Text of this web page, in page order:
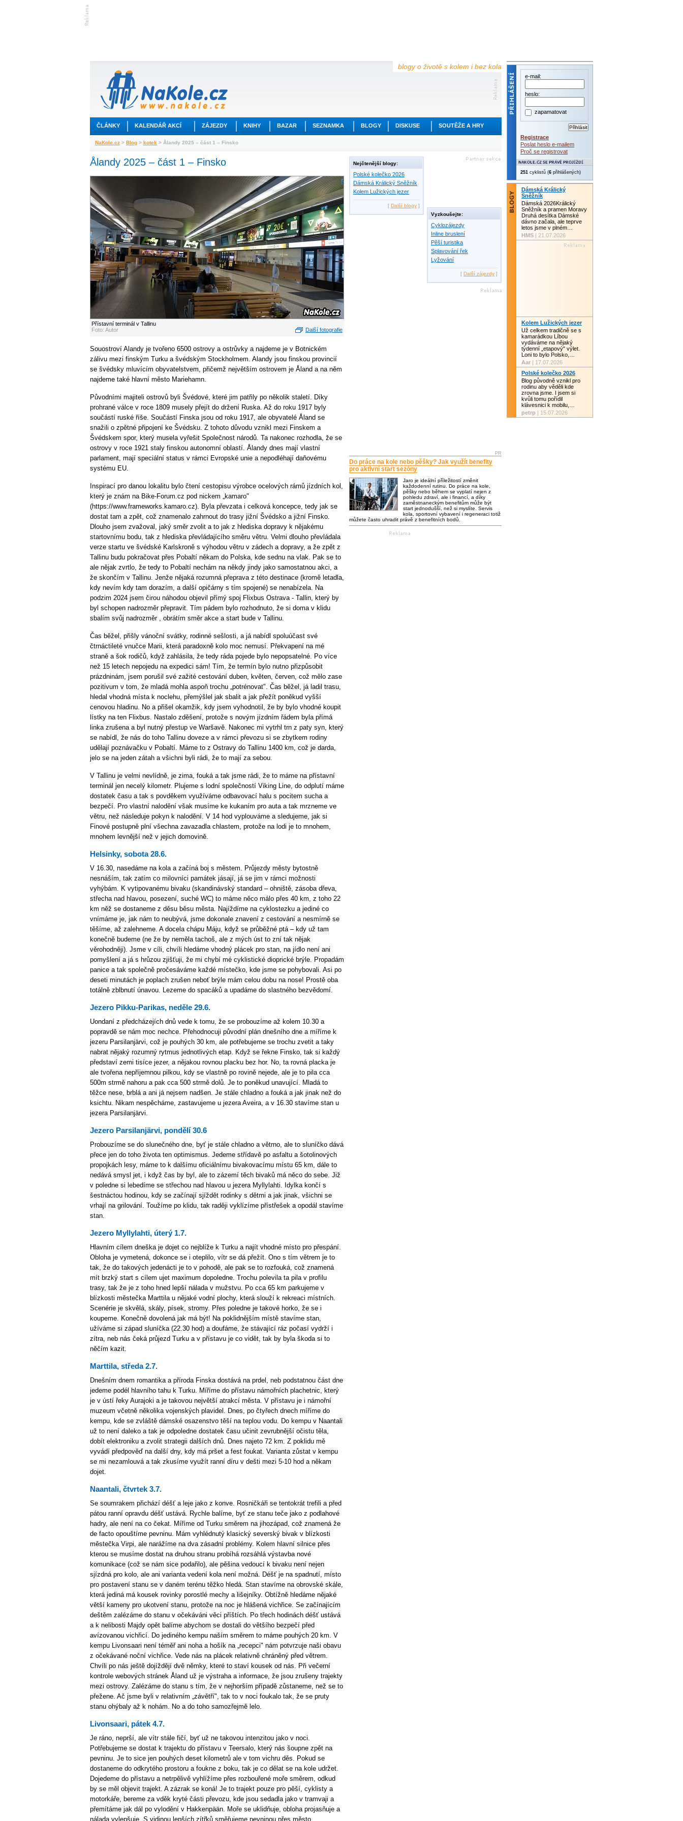
blogy o životě s kolem i bez kola
ČLÁNKY KALENDÁŘ AKCÍ ZÁJEZDY KNIHY BAZAR SEZNAMKA BLOGY DISKUSE SOUTĚŽE A HRY
NaKole.cz > Blog > kotek > Ålandy 2025 – část 1 – Finsko
Ålandy 2025 – část 1 – Finsko
Přístavní terminál v Tallinu
Foto: Autor
Další fotografie
Souostroví Alandy je tvořeno 6500 ostrovy a ostrůvky a najdeme je v Botnickém
zálivu mezi finským Turku a švédským Stockholmem. Alandy jsou finskou provincií
se švédsky mluvícím obyvatelstvem, přičemž největším ostrovem je Åland a na něm
najdeme také hlavní město Mariehamn.
Původními majiteli ostrovů byli Švédové, které jim patřily po několik staletí. Díky
prohrané válce v roce 1809 musely přejít do držení Ruska. Až do roku 1917 byly
součástí ruské říše. Součástí Finska jsou od roku 1917, ale obyvatelé Åland se
snažili o zpětné připojení ke Švédsku. Z tohoto důvodu vznikl mezi Finskem a
Švédskem spor, který musela vyřešit Společnost národů. Ta nakonec rozhodla, že se
ostrovy v roce 1921 staly finskou autonomní oblastí. Ålandy dnes mají vlastní
parlament, mají speciální status v rámci Evropské unie a nepodléhají daňovému
systému EU.
Inspirací pro danou lokalitu bylo čtení cestopisu výrobce ocelových rámů jízdních kol,
který je znám na Bike-Forum.cz pod nickem „kamaro"
(https://www.frameworks.kamaro.cz). Byla převzata i celková koncepce, tedy jak se
dostat tam a zpět, což znamenalo zahrnout do trasy jižní Švédsko a jižní Finsko.
Dlouho jsem zvažoval, jaký směr zvolit a to jak z hlediska dopravy k nějakému
startovnímu bodu, tak z hlediska převládajícího směru větru. Velmi dlouho převládala
verze startu ve švédské Karlskroně s výhodou větru v zádech a dopravy, a že zpět z
Tallinu budu pokračovat přes Pobaltí někam do Polska, kde sednu na vlak. Pak se to
ale nějak zvrtlo, že tedy to Pobaltí nechám na někdy jindy jako samostatnou akci, a
že skončím v Tallinu. Jenže nějaká rozumná přeprava z této destinace (kromě letadla,
kdy nevím kdy tam dorazím, a další opičárny s tím spojené) se nenabízela. Na
podzim 2024 jsem čirou náhodou objevil přímý spoj Flixbus Ostrava - Tallin, který by
byl schopen nadrozměr přepravit. Tím pádem bylo rozhodnuto, že si doma v klidu
sbalím svůj nadrozměr , obrátím směr akce a start bude v Tallinu.
Čas běžel, přišly vánoční svátky, rodinné sešlosti, a já nabídl spoluúčast své
čtrnáctileté vnučce Marii, která paradoxně kolo moc nemusí. Překvapení na mé
straně a šok rodičů, když zahlásila, že tedy ráda pojede bylo nepopsatelné. Po více
než 15 letech nepojedu na expedici sám! Tím, že termín bylo nutno přizpůsobit
prázdninám, jsem porušil své zažité cestování duben, květen, červen, což mělo zase
pozitivum v tom, že mladá mohla aspoň trochu „potrénovat". Čas běžel, já ladil trasu,
hledal vhodná místa k noclehu, přemýšlel jak sbalit a jak přežít poněkud vyšší
cenovou hladinu. No a přišel okamžik, kdy jsem vyhodnotil, že by bylo vhodné koupit
lístky na ten Flixbus. Nastalo zděšení, protože s novým jízdním řádem byla přímá
linka zrušena a byl nutný přestup ve Waršavě. Nakonec mi vytrhl trn z paty syn, který
se nabídl, že nás do toho Tallinu doveze a v rámci převozu si se zbytkem rodiny
udělají poznávačku v Pobaltí. Máme to z Ostravy do Tallinu 1400 km, což je darda,
jelo se na jeden zátah a všichni byli rádi, že to mají za sebou.
V Tallinu je velmi nevlídně, je zima, fouká a tak jsme rádi, že to máme na přístavní
terminál jen necelý kilometr. Plujeme s lodní společností Viking Line, do odplutí máme
dostatek času a tak s povděkem využíváme odbavovací halu s pocitem sucha a
bezpečí. Pro vlastní nalodění však musíme ke kukaním pro auta a tak mrzneme ve
větru, než následuje pokyn k nalodění. V 14 hod vyplouváme a sledujeme, jak si
Finové postupně plní všechna zavazadla chlastem, protože na lodi je to mnohem,
mnohem levnější než v jejich domovině.
Helsinky, sobota 28.6.
V 16.30, nasedáme na kola a začíná boj s městem. Průjezdy městy bytostně
nesnáším, tak zatím co milovníci památek jásají, já se jim v rámci možnosti
vyhýbám. K vytipovanému bivaku (skandinávský standard – ohniště, zásoba dřeva,
střecha nad hlavou, posezení, suché WC) to máme něco málo přes 40 km, z toho 22
km něž se dostaneme z děsu běsu města. Najíždíme na cyklostezku a jediné co
vnímáme je, jak nám to neubývá, jsme dokonale znavení z cestování a nesmírně se
těšíme, až zalehneme. A docela chápu Máju, když se průběžné ptá – kdy už tam
konečně budeme (ne že by neměla tachoš, ale z mých úst to zní tak nějak
věrohodněji). Jsme v cíli, chvíli hledáme vhodný plácek pro stan, na jídlo není ani
pomyšlení a já s hrůzou zjišťuji, že mi chybí mé cyklistické dioprické brýle. Propadám
panice a tak společně pročesáváme každé místečko, kde jsme se pohybovali. Asi po
deseti minutách je poplach zrušen neboť brýle mám celou dobu na nose! Prostě oba
totálně zblbnutí únavou. Lezeme do spacáků a upadáme do slastného bezvědomí.
Jezero Pikku-Parikas, neděle 29.6.
Uondaní z předcházejích dnů vede k tomu, že se probouzíme až kolem 10.30 a
popravdě se nám moc nechce. Přehodnocuji původní plán dnešního dne a míříme k
jezeru Parsilanjärvi, což je pouhých 30 km, ale potřebujeme se trochu zvetit a taky
nabrat nějaký rozumný rytmus jednotlivých etap. Když se řekne Finsko, tak si každý
představí zemi tisíce jezer, a nějakou rovnou placku bez hor. No, ta rovná placka je
ale tvořena nepříjemnou pilkou, kdy se vlastně po rovině nejede, ale je to pila cca
500m strmě nahoru a pak cca 500 strmě dolů. Je to poněkud unavující. Mladá to
těžce nese, brblá a ani já nejsem nadšen. Je stále chladno a fouká a jak jinak než do
ksichtu. Nikam nespěcháme, zastavujeme u jezera Aveira, a v 16.30 stavíme stan u
jezera Parsilanjärvi.
Jezero Parsilanjärvi, pondělí 30.6
Probouzíme se do slunečného dne, byť je stále chladno a větrno, ale to sluníčko dává
přece jen do toho života ten optimismus. Jedeme střídavě po asfaltu a šotolinových
propojkách lesy, máme to k dalšímu oficiálnímu bivakovacímu místu 65 km, dále to
nedává smysl jet, i když čas by byl, ale to zázemí těch bivaků má něco do sebe. Již
v poledne si lebedíme se střechou nad hlavou u jezera Myllylahti. Idylka končí s
šestnáctou hodinou, kdy se začínají sjíždět rodinky s dětmi a jak jinak, všichni se
vrhají na grilování. Toužíme po klidu, tak raději vyklízíme přístřešek a opodál stavíme
stan.
Jezero Myllylahti, úterý 1.7.
Hlavním cílem dneška je dojet co nejblíže k Turku a najít vhodné místo pro přespání.
Obloha je vymetená, dokonce se i oteplilo, vítr se dá přežít. Ono s tím větrem je to
tak, že do takových jedenácti je to v pohodě, ale pak se to rozfouká, což znamená
mít brzký start s cílem ujet maximum dopoledne. Trochu polevila ta pila v profilu
trasy, tak že je z toho hned lepší nálada v mužstvu. Po cca 65 km parkujeme v
blízkosti městečka Marttila u nějaké vodní plochy, která slouží k rekreaci místních.
Scenérie je skvělá, skály, písek, stromy. Přes poledne je takové horko, že se i
koupeme. Konečně dovolená jak má být! Na poklidnějším místě stavíme stan,
užíváme si západ sluníčka (22.30 hod) a doufáme, že stávající ráz počasí vydrží i
zítra, neb nás čeká průjezd Turku a v přístavu je co vidět, tak by byla škoda si to
něčím kazit.
Marttila, středa 2.7.
Dnešním dnem romantika a příroda Finska dostává na prdel, neb podstatnou část dne
jedeme podél hlavního tahu k Turku. Míříme do přístavu námořních plachetnic, který
je v ústí řeky Aurajoki a je takovou největší atrakcí města. V přístavu je i námořní
muzeum včetně několika vojenských plavidel. Dnes, po čtyřech dnech míříme do
kempu, kde se zvláště dámské osazenstvo těší na teplou vodu. Do kempu v Naantali
už to není daleko a tak je odpoledne dostatek času učinit zevrubnější očistu těla,
dobít elektroniku a zvolit strategii dalších dnů. Dnes najeto 72 km. Z poklidu mě
vyvádí předpověď na další dny, kdy má pršet a fest foukat. Varianta zůstat v kempu
se mi nezamlouvá a tak zkusíme využít ranní díru v dešti mezi 5-10 hod a někam
dojet.
Naantali, čtvrtek 3.7.
Se soumrakem přichází déšť a leje jako z konve. Rosničkáři se tentokrát trefili a před
pátou ranní opravdu déšť ustává. Rychle balíme, byť ze stanu teče jako z podlahové
hadry, ale není na co čekat. Míříme od Turku směrem na jihozápad, což znamená že
de facto opouštíme pevninu. Mám vyhlédnutý klasický severský bivak v blízkosti
městečka Virpi, ale narážíme na dva zásadní problémy. Kolem hlavní silnice přes
kterou se musíme dostat na druhou stranu probíhá rozsáhlá výstavba nové
komunikace (což se nám sice podařilo), ale pěšina vedoucí k bivaku není nejen
sjízdná pro kolo, ale ani varianta vedení kola není možná. Déšť je na spadnutí, místo
pro postavení stanu se v daném terénu těžko hledá. Stan stavíme na obrovské skále,
která jediná má kousek rovinky porostlé mechy a lišejníky. Obtížně hledáme nějaké
větší kameny pro ukotvení stanu, protože na noc je hlášená vichřice. Se začínajícím
deštěm zalézáme do stanu v očekáváni věci příštích. Po třech hodinách déšť ustává
a k nelibosti Majdy opět balíme abychom se dostali do většího bezpečí před
avízovanou vichřicí. Do jediného kempu naším směrem to máme pouhých 20 km. V
kempu Livonsaari není téměř ani noha a hošík na „recepci" nám potvrzuje naši obavu
z očekávané noční vichřice. Vede nás na plácek relativně chráněný před větrem.
Chvíli po nás ještě dojíždějí dvě němky, které to staví kousek od nás. Při večerní
kontrole webových stránek Åland už je výstraha a informace, že jsou zrušeny trajekty
mezi ostrovy. Zalézáme do stanu s tím, že v nejhorším případě zůstaneme, než se to
přežene. Ač jsme byli v relativním „závětří", tak to v noci foukalo tak, že se pruty
stanu ohýbaly až k nohám. No a do toho samozřejmě lelo.
Livonsaari, pátek 4.7.
Je ráno, neprší, ale vítr stále fičí, byť už ne takovou intenzitou jako v noci.
Potřebujeme se dostat k trajektu do přístavu v Teersalo, který nás šoupne zpět na
pevninu. Je to sice jen pouhých deset kilometrů ale v tom vichru děs. Pokud se
dostaneme do odkrytého prostoru a foukne z boku, tak je co dělat se na kole udržet.
Dojedeme do přístavu a netrpělivě vyhlížíme přes rozbouřené moře směrem, odkud
by se měl objevit trajekt. A zázrak se koná! Je to trajekt pouze pro pěší, cyklisty a
motorkáře, bereme za vděk kryté části převozu, kde jsou sedadla jako v tramvaji a
přemítáme jak dál po vylodění v Hakkenpään. Moře se uklidňuje, obloha projasňuje a
nálada vylepšuje. S vidinou lepších zítřků směřujeme pevninou přes město
Nejčtenější blogy:
Polské kolečko 2026
Dámská Králický Sněžník
Kolem Lužických jezer
[ Další blogy ]
Vyzkoušejte:
Cyklozájezdy
Inline bruslení
Pěší turistika
Splavování řek
Lyžování
[ Další zájezdy ]
PR
Do práce na kole nebo pěšky? Jak využít benefity
pro aktivní start sezóny
Jaro je ideální příležitostí změnit
každodenní rutinu. Do práce na kole,
pěšky nebo během se vyplatí nejen z
pohledu zdraví, ale i financí, a díky
zaměstnaneckým benefitům může být
start jednodušší, než si myslíte. Servis
kola, sportovní vybavení i regeneraci totiž
můžete často uhradit právě z benefitních bodů.
e-mail:
heslo:
zapamatovat
Registrace
Poslat heslo e-mailem
Proč se registrovat
251 cyklistů (6 přihlášených)
Dámská Králický
Sněžník
Dámská 2026Králický
Sněžník a pramen Moravy
Druhá desítka Dámské
dávno začala, ale teprve
letos jsme v plném…
HMS | 21.07.2026
Kolem Lužických jezer
Už celkem tradičně se s
kamarádkou Líbou
vydáváme na nějaký
týdenní „etapový" výlet.
Loni to bylo Polsko,…
Aar | 17.07.2026
Polské kolečko 2026
Blog původně vznikl pro
rodinu aby věděli kde
zrovna jsme. I jsem si
kvůli tomu pořídil
klávesnici k mobilu,…
petrp | 15.07.2026